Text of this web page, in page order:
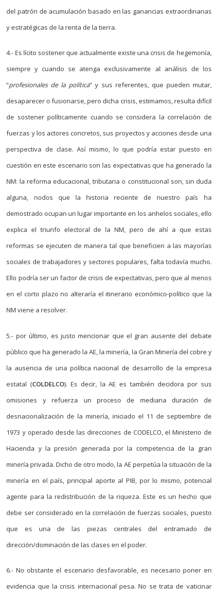
del patrón de acumulación basado en las ganancias extraordinarias
y estratégicas de la renta de la tierra.
4.- Es lícito sostener que actualmente existe una crisis de hegemonía,
siempre y cuando se atenga exclusivamente al análisis de los
“profesionales de la política” y sus referentes, que pueden mutar,
desaparecer o fusionarse, pero dicha crisis, estimamos, resulta difícil
de sostener políticamente cuando se considera la correlación de
fuerzas y los actores concretos, sus proyectos y acciones desde una
perspectiva de clase. Así mismo, lo que podría estar puesto en
cuestión en este escenario son las expectativas que ha generado la
NM: la reforma educacional, tributaria o constitucional son, sin duda
alguna, nodos que la historia reciente de nuestro país ha
demostrado ocupan un lugar importante en los anhelos sociales, ello
explica el triunfo electoral de la NM, pero de ahí a que estas
reformas se ejecuten de manera tal que beneficien a las mayorías
sociales de trabajadores y sectores populares, falta todavía mucho.
Ello podría ser un factor de crisis de expectativas, pero que al menos
en el corto plazo no alteraría el itinerario económico-político que la
NM viene a resolver.
5.- por último, es justo mencionar que el gran ausente del debate
público que ha generado la AE, la minería, la Gran Minería del cobre y
la ausencia de una política nacional de desarrollo de la empresa
estatal (COLDELCO). Es decir, la AE es también decidora por sus
omisiones y refuerza un proceso de mediana duración de
desnacionalización de la minería, iniciado el 11 de septiembre de
1973 y operado desde las direcciones de CODELCO, el Ministerio de
Hacienda y la presión generada por la competencia de la gran
minería privada. Dicho de otro modo, la AE perpetúa la situación de la
minería en el país, principal aporte al PIB, por lo mismo, potencial
agente para la redistribución de la riqueza. Este es un hecho que
debe ser considerado en la correlación de fuerzas sociales, puesto
que es una de las piezas centrales del entramado de
dirección/dominación de las clases en el poder.
6.- No obstante el escenario desfavorable, es necesario poner en
evidencia que la crisis internacional pesa. No se trata de vaticinar